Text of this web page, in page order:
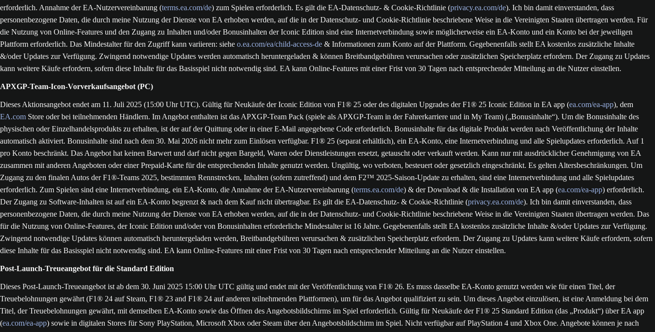
erforderlich. Annahme der EA-Nutzervereinbarung (terms.ea.com/de) zum Spielen erforderlich. Es gilt die EA-Datenschutz- & Cookie-Richtlinie (privacy.ea.com/de). Ich bin damit einverstanden, dass
personenbezogene Daten, die durch meine Nutzung der Dienste von EA erhoben werden, auf die in der Datenschutz- und Cookie-Richtlinie beschriebene Weise in die Vereinigten Staaten übertragen werden. Für
die Nutzung von Online-Features und den Zugang zu Inhalten und/oder Bonusinhalten der Iconic Edition sind eine Internetverbindung sowie möglicherweise ein EA-Konto und ein Konto bei der jeweiligen
Plattform erforderlich. Das Mindestalter für den Zugriff kann variieren: siehe o.ea.com/ea/child-access-de & Informationen zum Konto auf der Plattform. Gegebenenfalls stellt EA kostenlos zusätzliche Inhalte
&/oder Updates zur Verfügung. Zwingend notwendige Updates werden automatisch heruntergeladen & können Breitbandgebühren verursachen oder zusätzlichen Speicherplatz erfordern. Der Zugang zu Updates
kann weitere Käufe erfordern, sofern diese Inhalte für das Basisspiel nicht notwendig sind. EA kann Online-Features mit einer Frist von 30 Tagen nach entsprechender Mitteilung an die Nutzer einstellen.
APXGP-Team-Icon-Vorverkaufsangebot (PC)
Dieses Aktionsangebot endet am 11. Juli 2025 (15:00 Uhr UTC). Gültig für Neukäufe der Iconic Edition von F1® 25 oder des digitalen Upgrades der F1® 25 Iconic Edition in EA app (ea.com/ea-app), dem
EA.com Store oder bei teilnehmenden Händlern. Im Angebot enthalten ist das APXGP-Team Pack (spiele als APXGP-Team in der Fahrerkarriere und in My Team) („Bonusinhalte“). Um die Bonusinhalte des
physischen oder Einzelhandelsprodukts zu erhalten, ist der auf der Quittung oder in einer E-Mail angegebene Code erforderlich. Bonusinhalte für das digitale Produkt werden nach Veröffentlichung der Inhalte
automatisch aktiviert. Bonusinhalte sind nach dem 30. Mai 2026 nicht mehr zum Einlösen verfügbar. F1® 25 (separat erhältlich), ein EA-Konto, eine Internetverbindung und alle Spielupdates erforderlich. Auf 1
pro Konto beschränkt. Das Angebot hat keinen Barwert und darf nicht gegen Bargeld, Waren oder Dienstleistungen ersetzt, getauscht oder verkauft werden. Kann nur mit ausdrücklicher Genehmigung von EA
zusammen mit anderen Angeboten oder einer Prepaid-Karte für die entsprechenden Inhalte genutzt werden. Ungültig, wo verboten, besteuert oder gesetzlich eingeschränkt. Es gelten Altersbeschränkungen. Um
Zugang zu den finalen Autos der F1®-Teams 2025, bestimmten Rennstrecken, Inhalten (sofern zutreffend) und dem F2™ 2025-Saison-Update zu erhalten, sind eine Internetverbindung und alle Spielupdates
erforderlich. Zum Spielen sind eine Internetverbindung, ein EA-Konto, die Annahme der EA-Nutzervereinbarung (terms.ea.com/de) & der Download & die Installation von EA app (ea.com/ea-app) erforderlich.
Der Zugang zu Software-Inhalten ist auf ein EA-Konto begrenzt & nach dem Kauf nicht übertragbar. Es gilt die EA-Datenschutz- & Cookie-Richtlinie (privacy.ea.com/de). Ich bin damit einverstanden, dass
personenbezogene Daten, die durch meine Nutzung der Dienste von EA erhoben werden, auf die in der Datenschutz- und Cookie-Richtlinie beschriebene Weise in die Vereinigten Staaten übertragen werden. Das
für die Nutzung von Online-Features, der Iconic Edition und/oder von Bonusinhalten erforderliche Mindestalter ist 16 Jahre. Gegebenenfalls stellt EA kostenlos zusätzliche Inhalte &/oder Updates zur Verfügung.
Zwingend notwendige Updates können automatisch heruntergeladen werden, Breitbandgebühren verursachen & zusätzlichen Speicherplatz erfordern. Der Zugang zu Updates kann weitere Käufe erfordern, sofern
diese Inhalte für das Basisspiel nicht notwendig sind. EA kann Online-Features mit einer Frist von 30 Tagen nach entsprechender Mitteilung an die Nutzer einstellen.
Post-Launch-Treueangebot für die Standard Edition
Dieses Post-Launch-Treueangebot ist ab dem 30. Juni 2025 15:00 Uhr UTC gültig und endet mit der Veröffentlichung von F1® 26. Es muss dasselbe EA-Konto genutzt werden wie für einen Titel, der
Treuebelohnungen gewährt (F1® 24 auf Steam, F1® 23 and F1® 24 auf anderen teilnehmenden Plattformen), um für das Angebot qualifiziert zu sein. Um dieses Angebot einzulösen, ist eine Anmeldung bei dem
Titel, der Treuebelohnungen gewährt, mit demselben EA-Konto sowie das Öffnen des Angebotsbildschirms im Spiel erforderlich. Gültig für Neukäufe der F1® 25 Standard Edition (das „Produkt“) über EA app
(ea.com/ea-app) sowie in digitalen Stores für Sony PlayStation, Microsoft Xbox oder Steam über den Angebotsbildschirm im Spiel. Nicht verfügbar auf PlayStation 4 und Xbox One. Angebote können je nach